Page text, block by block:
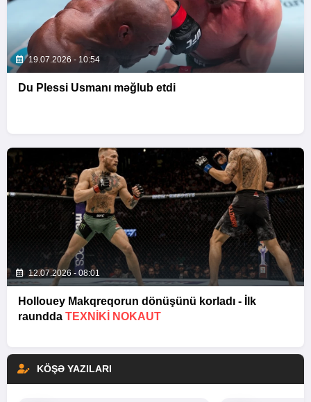
19.07.2026 - 10:54
Du Plessi Usmanı məğlub etdi
12.07.2026 - 08:01
Hollouey Makqreqorun dönüşünü korladı - İlk
raundda TEXNIKI NOKAUT
KÖŞƏ YAZILARI